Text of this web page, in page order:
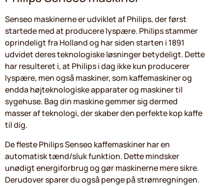
Senseo maskinerne er udviklet af Philips, der først
startede med at producere lyspære. Philips stammer
oprindeligt fra Holland og har siden starten i 1891
udvidet deres teknologiske løsninger betydeligt. Dette
har resulteret i, at Philips i dag ikke kun producerer
lyspære, men også maskiner, som kaffemaskiner og
endda højteknologiske apparater og maskiner til
sygehuse. Bag din maskine gemmer sig dermed
masser af teknologi, der skaber den perfekte kop kaffe
til dig.
De fleste Philips Senseo kaffemaskiner har en
automatisk tænd/sluk funktion. Dette mindsker
unødigt energiforbrug og gør maskinerne mere sikre.
Derudover sparer du også penge på strømregningen.